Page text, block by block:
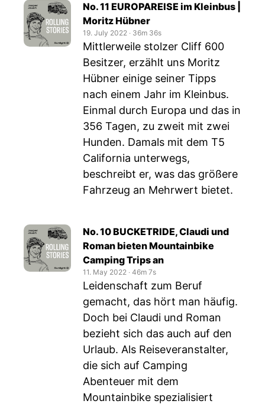
No. 11 EUROPAREISE im Kleinbus |
Moritz Hübner
19. July 2022 ‧ 36m 36s
Mittlerweile stolzer Cliff 600
Besitzer, erzählt uns Moritz
Hübner einige seiner Tipps
nach einem Jahr im Kleinbus.
Einmal durch Europa und das in
356 Tagen, zu zweit mit zwei
Hunden. Damals mit dem T5
California unterwegs,
beschreibt er, was das größere
Fahrzeug an Mehrwert bietet.
No. 10 BUCKETRIDE, Claudi und
Roman bieten Mountainbike
Camping Trips an
11. May 2022 ‧ 46m 7s
Leidenschaft zum Beruf
gemacht, das hört man häufig.
Doch bei Claudi und Roman
bezieht sich das auch auf den
Urlaub. Als Reiseveranstalter,
die sich auf Camping
Abenteuer mit dem
Mountainbike spezialisiert